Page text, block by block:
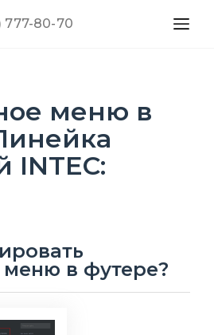
777-80-70
меню в
в футере?